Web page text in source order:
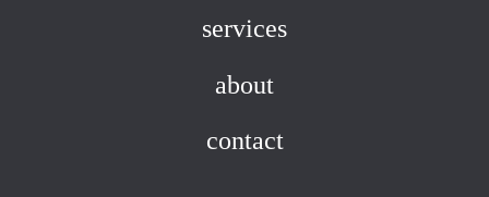
services
about
contact